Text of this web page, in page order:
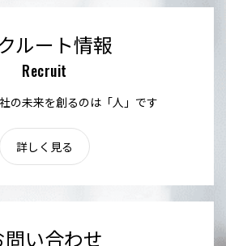
ルート情報
Recruit
の未来を創るのは「人」です
詳しく見る
問い合わせ